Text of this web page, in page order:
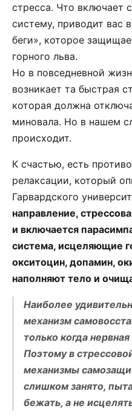
стресса. Что включает
систему, приводит вас
беги», которое
горного льва.
Но в повседневной
возникает та быстрая
которая должна
миновала. Но в нашем
происходит.
К счастью, есть
релаксации, который
Гарвардского
направление,
и включается
система, исцеляющие
окситоцин, допамин,
наполняют тело и
Наиболее
механизм
только когда
Поэтому в
механизмы
слишком занято,
бежать, а не